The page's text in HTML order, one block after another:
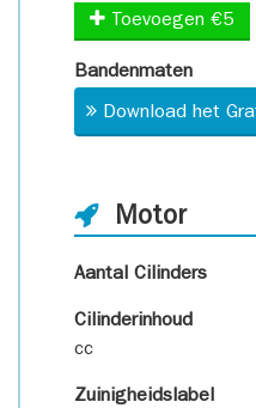
Toevoegen €5
Bandenmaten
Download het
Motor
Aantal Cilinders
Cilinderinhoud
cc
Zuinigheidslabel